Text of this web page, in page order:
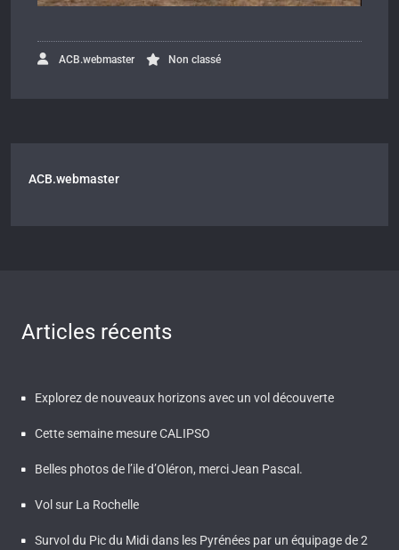
ACB.webmaster Non classé
ACB.webmaster
Articles récents
Explorez de nouveaux horizons avec un vol découverte
Cette semaine mesure CALIPSO
Belles photos de l’ile d’Oléron, merci Jean Pascal.
Vol sur La Rochelle
Survol du Pic du Midi dans les Pyrénées par un équipage de 2